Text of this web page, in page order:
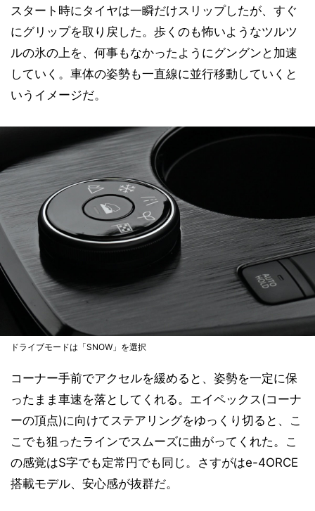
スタート時にタイヤは一瞬だけスリップしたが、すぐ
にグリップを取り戻した。歩くのも怖いようなツルツ
ルの氷の上を、何事もなかったようにグングンと加速
していく。車体の姿勢も一直線に並行移動していくと
いうイメージだ。
ドライブモードは「SNOW」を選択
コーナー手前でアクセルを緩めると、姿勢を一定に保
ったまま車速を落としてくれる。エイペックス(コーナ
ーの頂点)に向けてステアリングをゆっくり切ると、こ
こでも狙ったラインでスムーズに曲がってくれた。こ
の感覚はS字でも定常円でも同じ。さすがはe-4ORCE
搭載モデル、安心感が抜群だ。